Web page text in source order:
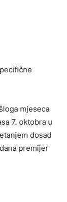
mjeseca
7. oktobra u
dosad
premijer